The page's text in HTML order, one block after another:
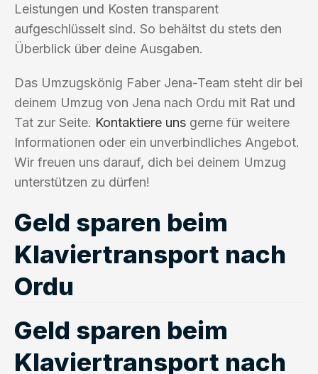
Leistungen und Kosten transparent
aufgeschlüsselt sind. So behältst du stets den
Überblick über deine Ausgaben.
Das Umzugskönig Faber Jena-Team steht dir bei
deinem Umzug von Jena nach Ordu mit Rat und
Tat zur Seite. Kontaktiere uns gerne für weitere
Informationen oder ein unverbindliches Angebot.
Wir freuen uns darauf, dich bei deinem Umzug
unterstützen zu dürfen!
Geld sparen beim
Klaviertransport nach
Ordu
Geld sparen beim
Klaviertransport nach